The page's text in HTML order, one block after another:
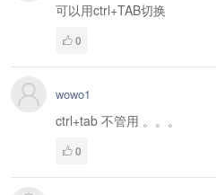
可以用ctrl+TAB切换
0
wowo1
ctrl+tab 不管用 。。。
0